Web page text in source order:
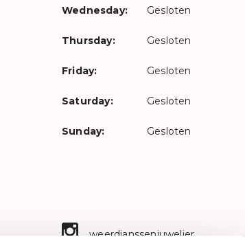
Wednesday: Gesloten
Thursday: Gesloten
Friday: Gesloten
Saturday: Gesloten
Sunday: Gesloten
weerdjanssenjuwelier